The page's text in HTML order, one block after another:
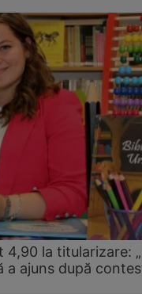
4,90 la titularizare:
a ajuns după